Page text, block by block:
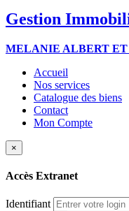
Gestion
MELANIE ALBERT
Accueil
Nos services
Catalogue des biens
Contact
Mon Compte
×
Accès Extranet
Identifiant